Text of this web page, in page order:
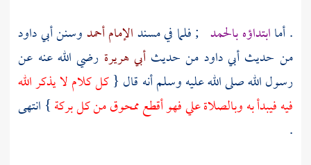
. أماابتداؤه بالحمد ; فلما في مسندالإمام أحمدوسننأبي داود
من حديث أبي داود من حديثأبي هريرة رضي الله عنه عن
رسول الله صلى الله عليه وسلم أنه قال {كل كلام لا يذكر الله
فيه فيبدأ به وبالصلاة علي فهو أقطع ممحوق من كل بركة} انتهى
.